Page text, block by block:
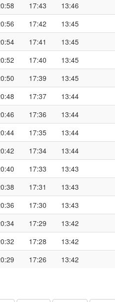
13:46
17:43
13:45
17:42
13:45
17:41
13:45
17:40
13:45
17:39
13:44
17:37
13:44
17:36
13:44
17:35
13:44
17:34
13:43
17:33
13:43
17:31
13:43
17:30
13:42
17:29
13:42
17:28
13:42
17:26